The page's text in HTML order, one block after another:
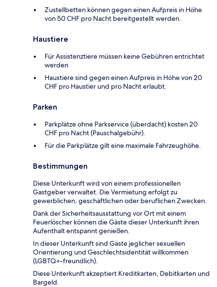
Zustellbetten können gegen einen Aufpreis in Höhe
von 50 CHF pro Nacht bereitgestellt werden.
Haustiere
Für Assistenztiere müssen keine Gebühren entrichtet
werden
Haustiere sind gegen einen Aufpreis in Höhe von 20
CHF pro Haustier und pro Nacht erlaubt.
Parken
Parkplätze ohne Parkservice (überdacht) kosten 20
CHF pro Nacht (Pauschalgebühr).
Für die Parkplätze gilt eine maximale Fahrzeughöhe.
Bestimmungen
Diese Unterkunft wird von einem professionellen
Gastgeber verwaltet. Die Vermietung erfolgt zu
gewerblichen, geschäftlichen oder beruflichen Zwecken.
Dank der Sicherheitsausstattung vor Ort mit einem
Feuerlöscher können die Gäste dieser Unterkunft ihren
Aufenthalt entspannt genießen.
In dieser Unterkunft sind Gäste jeglicher sexuellen
Orientierung und Geschlechtsidentität willkommen
(LGBTQ+-freundlich).
Diese Unterkunft akzeptiert Kreditkarten, Debitkarten und
Bargeld.